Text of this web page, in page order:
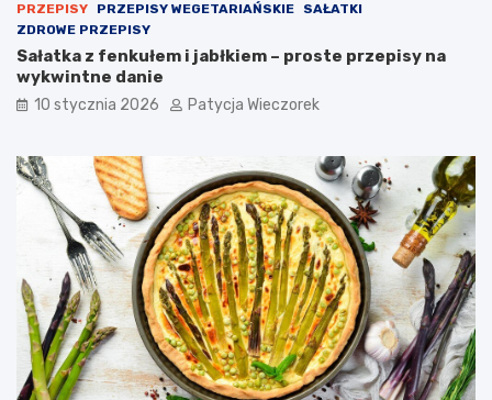
PRZEPISY PRZEPISY WEGETARIAŃSKIE
SAŁATKI
ZDROWE PRZEPISY
Sałatka z fenkułem i jabłkiem – proste przepisy na
wykwintne danie
10 stycznia 2026 Patycja Wieczorek